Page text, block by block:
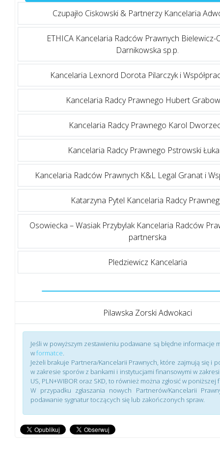
Czupajło Ciskowski & Partnerzy Kancelaria
ETHICA Kancelaria Radców Prawnych Bielewicz-
Darnikowska sp.p.
Kancelaria Lexnord Dorota Pilarczyk i
Kancelaria Radcy Prawnego Hubert
Kancelaria Radcy Prawnego Karol
Kancelaria Radcy Prawnego Pstrowski
Kancelaria Radców Prawnych K&L Legal Granat i
Katarzyna Pytel Kancelaria Radcy
Osowiecka – Wasiak Przybylak Kancelaria Radców
partnerska
Pledziewicz Kancelaria
Pilawska Zorski Adwokaci
Jeśli w powyższym zestawieniu podawane są błędne informacje
wformatce.
Jeżeli brakuje Partnera/Kancelarii Prawnych, które zajmują się i
w zakresie sporów z bankami i instytucjami finansowymi w zakresie
US, PLN+WIBOR oraz SKD, to również można zgłosić w poniższej
W przypadku zgłaszania nowych Partnerów/Kancelarii
podawanie sygnatur toczących się lub zakończonych spraw.